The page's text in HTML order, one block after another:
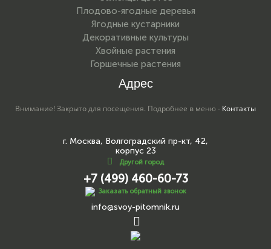
Плодово-ягодные деревья
Ягодные кустарники
Декоративные культуры
Хвойные растения
Горшечные растения
Адрес
Внимание! Закрыто для посещения. Подробнее в меню - Контакты
г. Москва, Волгоградский пр-кт, 42,
корпус 23
Другой город
+7 (499) 460-60-73
Заказать обратный звонок
info@svoy-pitomnik.ru